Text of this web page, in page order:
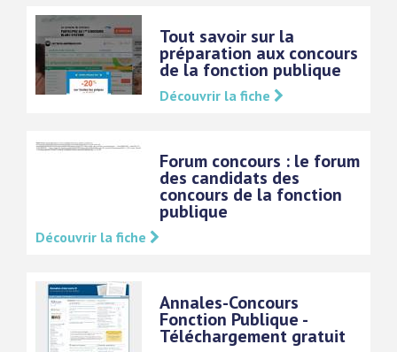
Tout savoir sur la
préparation aux concours
de la fonction publique
Découvrir la fiche
Forum concours : le forum
des candidats des
concours de la fonction
publique
Découvrir la fiche
Annales-Concours
Fonction Publique -
Téléchargement gratuit